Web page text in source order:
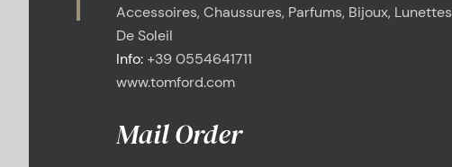
Accessoires, Chaussures, Parfums, Bijoux, Lunettes
De Soleil
Info: +39 0554641711
www.tomford.com
Mail Order